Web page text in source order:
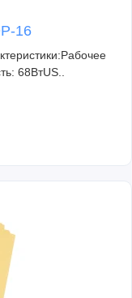
16
68ВтUS..